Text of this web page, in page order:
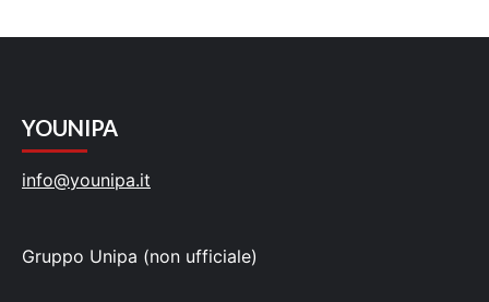
YOUNIPA
info@younipa.it
Gruppo Unipa (non ufficiale)